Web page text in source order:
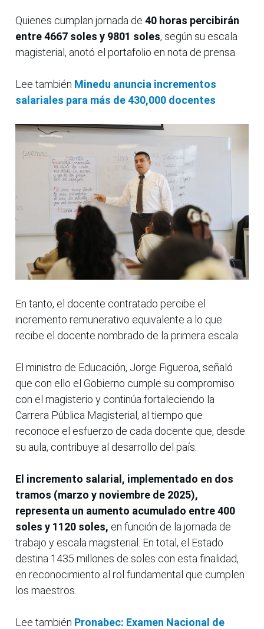
Quienes cumplan jornada de 40 horas percibirán
entre 4667 soles y 9801 soles, según su escala
magisterial, anotó el portafolio en nota de prensa.
Lee también Minedu anuncia incrementos
salariales para más de 430,000 docentes
En tanto, el docente contratado percibe el
incremento remunerativo equivalente a lo que
recibe el docente nombrado de la primera escala.
El ministro de Educación, Jorge Figueroa, señaló
que con ello el Gobierno cumple su compromiso
con el magisterio y continúa fortaleciendo la
Carrera Pública Magisterial, al tiempo que
reconoce el esfuerzo de cada docente que, desde
su aula, contribuye al desarrollo del país.
El incremento salarial, implementado en dos
tramos (marzo y noviembre de 2025),
representa un aumento acumulado entre 400
soles y 1120 soles, en función de la jornada de
trabajo y escala magisterial. En total, el Estado
destina 1435 millones de soles con esta finalidad,
en reconocimiento al rol fundamental que cumplen
los maestros.
Lee también Pronabec: Examen Nacional de